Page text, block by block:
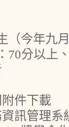
（今年九
分以上
件下載
訊管理